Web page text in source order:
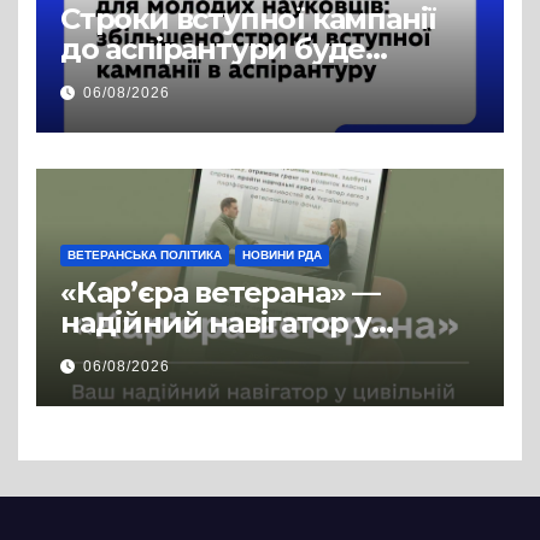
Строки вступної кампанії
до аспірантури буде
продовжено
06/08/2026
ВЕТЕРАНСЬКА ПОЛІТИКА НОВИНИ РДА
«Кар’єра ветерана» —
надійний навігатор у
цивільній професії
06/08/2026